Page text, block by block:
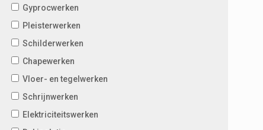
Gyprocwerken
Pleisterwerken
Schilderwerken
Chapewerken
Vloer- en tegelwerken
Schrijnwerken
Elektriciteitswerken